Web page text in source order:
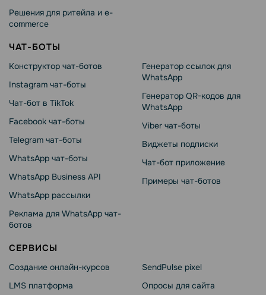
Решения для ритейла и e-
commerce
ЧАТ-БОТЫ
Конструктор чат-ботов
Instagram чат-боты
Чат-бот в TikTok
Facebook чат-боты
Telegram чат-боты
WhatsApp чат-боты
WhatsApp Business API
WhatsApp рассылки
Реклама для WhatsApp чат-
ботов
Генератор ссылок для
WhatsApp
Генератор QR-кодов для
WhatsApp
Viber чат-боты
Виджеты подписки
Чат-бот приложение
Примеры чат-ботов
СЕРВИСЫ
Создание онлайн-курсов
LMS платформа
SendPulse pixel
Опросы для сайта